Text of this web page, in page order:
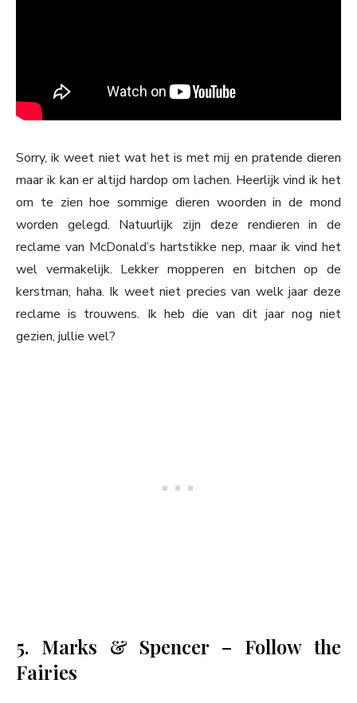
Sorry, ik weet niet wat het is met mij en pratende dieren
maar ik kan er altijd hardop om lachen. Heerlijk vind ik het
om te zien hoe sommige dieren woorden in de mond
worden gelegd. Natuurlijk zijn deze rendieren in de
reclame van McDonald’s hartstikke nep, maar ik vind het
wel vermakelijk. Lekker mopperen en bitchen op de
kerstman, haha. Ik weet niet precies van welk jaar deze
reclame is trouwens. Ik heb die van dit jaar nog niet
gezien, jullie wel?
5. Marks & Spencer – Follow the
Fairies